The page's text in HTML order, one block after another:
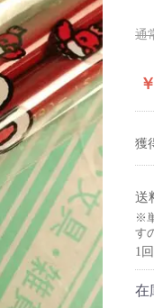
通
獲
送
※
す
1
在